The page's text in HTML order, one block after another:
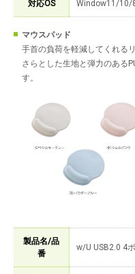
対応OS Window11/10/
マウスパッド
手首の負荷を軽減してくれる
さらとした生地と弾力のある
す。
製品名/品
番
w/U USB2.0 4